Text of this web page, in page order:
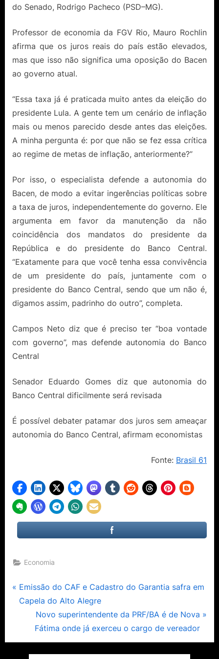
do Senado, Rodrigo Pacheco (PSD–MG).
Professor de economia da FGV Rio, Mauro Rochlin
afirma que os juros reais do país estão elevados,
mas que isso não significa uma oposição do Bacen
ao governo atual.
“Essa taxa já é praticada muito antes da eleição do
presidente Lula. A gente tem um cenário de inflação
mais ou menos parecido desde antes das eleições.
A minha pergunta é: por que não se fez essa crítica
ao regime de metas de inflação, anteriormente?”
Por isso, o especialista defende a autonomia do
Bacen, de modo a evitar ingerências políticas sobre
a taxa de juros, independentemente do governo. Ele
argumenta em favor da manutenção da não
coincidência dos mandatos do presidente da
República e do presidente do Banco Central.
“Exatamente para que você tenha essa convivência
de um presidente do país, juntamente com o
presidente do Banco Central, sendo que um não é,
digamos assim, padrinho do outro”, completa.
Campos Neto diz que é preciso ter “boa vontade
com governo”, mas defende autonomia do Banco
Central
Senador Eduardo Gomes diz que autonomia do
Banco Central dificilmente será revisada
É possível debater patamar dos juros sem ameaçar
autonomia do Banco Central, afirmam economistas
Fonte: Brasil 61
Economia
Navegação
Post
P
r
i
Emissão do CAF e Cadastro do Garantia safra em
Capela do Alto Alegre
N
e
x
t
Novo superintendente da PRF/BA é de Nova
Fátima onde já exerceu o cargo de vereador